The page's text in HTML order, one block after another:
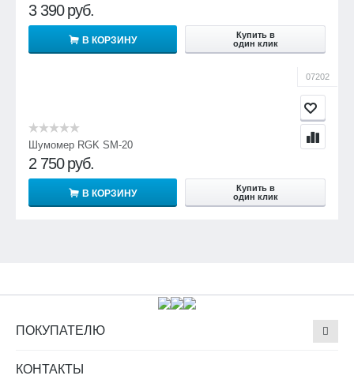
3 390 руб.
В КОРЗИНУ
Купить в
один клик
07202
Шумомер RGK SM-20
2 750 руб.
В КОРЗИНУ
Купить в
один клик
ПОКУПАТЕЛЮ
КОНТАКТЫ